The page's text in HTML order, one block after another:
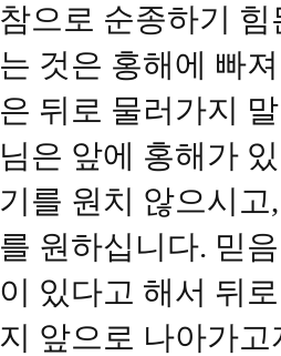
참으로 순종하기
는 것은 홍해에 빠
은 뒤로 물러가지
님은 앞에 홍해가
기를 원치 않으시
를 원하십니다. 믿
이 있다고 해서 뒤
지 앞으로 나아가